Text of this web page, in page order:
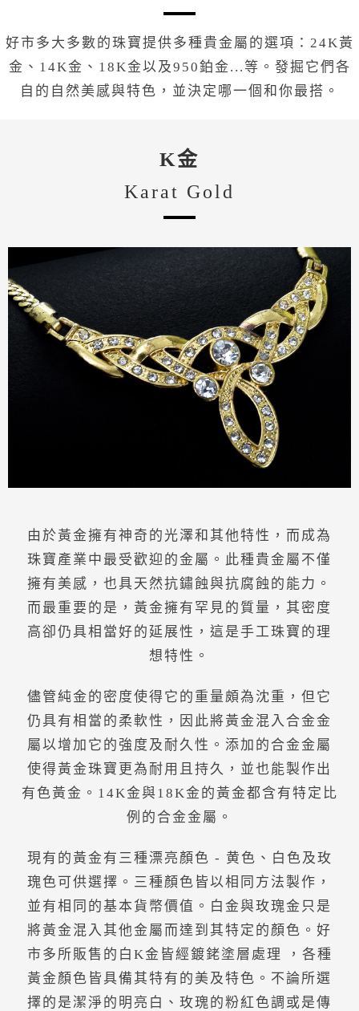
好市多大多數的珠寶提供多種貴金屬的選項：24K黃
金、14K金、18K金以及950鉑金...等。發掘它們各
自的自然美感與特色，並決定哪一個和你最搭。
K金
Karat Gold
由於黃金擁有神奇的光澤和其他特性，而成為
珠寶產業中最受歡迎的金屬。此種貴金屬不僅
擁有美感，也具天然抗鏽蝕與抗腐蝕的能力。
而最重要的是，黃金擁有罕見的質量，其密度
高卻仍具相當好的延展性，這是手工珠寶的理
想特性。
儘管純金的密度使得它的重量頗為沈重，但它
仍具有相當的柔軟性，因此將黃金混入合金金
屬以增加它的強度及耐久性。添加的合金金屬
使得黃金珠寶更為耐用且持久，並也能製作出
有色黃金。14K金與18K金的黃金都含有特定比
例的合金金屬。
現有的黃金有三種漂亮顏色 - 黄色、白色及玫
瑰色可供選擇。三種顏色皆以相同方法製作，
並有相同的基本貨幣價值。白金與玫瑰金只是
將黃金混入其他金屬而達到其特定的顏色。好
市多所販售的白K金皆經鍍銠塗層處理 ，各種
黃金顏色皆具備其特有的美及特色。不論所選
擇的是潔淨的明亮白、玫瑰的粉紅色調或是傳